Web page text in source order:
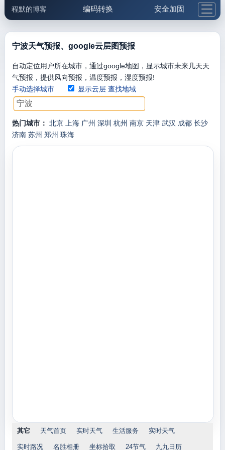
程默的博客 编码转换 安全加固
邮件工具 生活便民
5.1支付宝大红包
宁波天气预报、google云层图预报
自动定位用户所在城市，通过google地图，显示城市未来几天天
气预报，提供风向预报，温度预报，湿度预报!
手动选择城市
显示云层 查找地域
热门城市： 北京 上海 广州 深圳 杭州 南京 天津 武汉 成都 长沙
济南 苏州 郑州 珠海
其它 天气首页 实时天气 生活服务 实时天气
实时路况 名胜相册 坐标拾取 24节气 九九日历